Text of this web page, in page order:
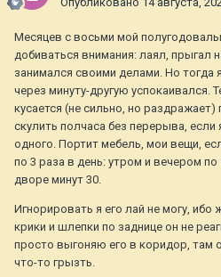
Месяцев с восьми мой
добиваться внимания: лаял, прыгал
занимался своими делами. Но тогда
через минуту-другую успокаивался.
кусается (не сильно, но
скулить полчаса без перерыва,
одного. Портит мебель, мои вещи,
по 3 раза в день: утром и вечером по
дворе минут 30.
Игнорировать я его лай не могу, ибо
крики и шлепки по заднице он не
просто выгоняю его в коридор, там
что-то грызть.